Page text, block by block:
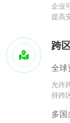
企业
提高
跨
全球
允许
持跨
多国